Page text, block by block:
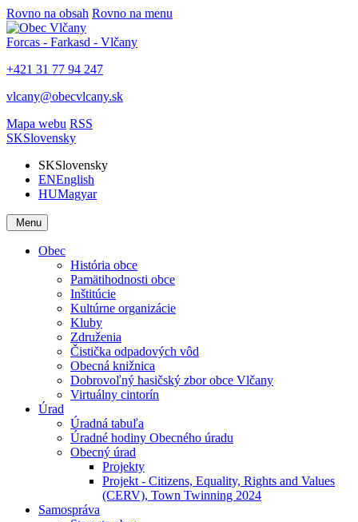
Rovno na obsah Rovno na menu
Forcas - Farkasd - Vlčany
+421 31 77 94 247
vlcany@obecvlcany.sk
Mapa webu RSS
SKSlovensky
SKSlovensky
ENEnglish
HUMagyar
Menu
Obec
História obce
Pamätihodnosti obce
Inštitúcie
Kultúrne organizácie
Kluby
Združenia
Čistička odpadových vôd
Obecná knižnica
Dobrovoľný hasičský zbor obce Vlčany
Virtuálny cintorín
Úrad
Úradná tabuľa
Úradné hodiny Obecného úradu
Obecný úrad
Projekty
Projekt - Citizens, Equality, Rights and Values
(CERV), Town Twinning 2024
Samospráva